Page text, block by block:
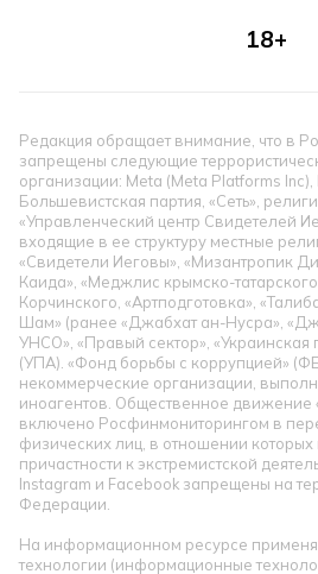
18+
Редакция обращает внимание, что в
запрещены следующие
организации: Meta (Meta Platforms
Большевистская партия, «Сеть»,
«Управленческий центр Свидетелей
входящие в ее структуру местные
«Свидетели Иеговы», «Мизантропик
Каида», «Меджлис крымско-
Корчинского, «Артподготовка»,
Шам» (ранее «Джабхат ан-Нусра»,
УНСО», «Правый сектор», «Украинская
(УПА). «Фонд борьбы с коррупцией»
некоммерческие организации,
иноагентов. Общественное движение
включено Росфинмониторингом в
физических лиц, в отношении
причастности к экстремистской
Instagram и Facebook запрещены на
Федерации.
На информационном ресурсе
технологии (информационные